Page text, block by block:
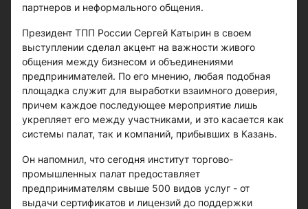
партнеров и неформального общения.
Президент ТПП России Сергей Катырин в своем
выступлении сделал акцент на важности живого
общения между бизнесом и объединениями
предпринимателей. По его мнению, любая подобная
площадка служит для выработки взаимного доверия,
причем каждое последующее мероприятие лишь
укрепляет его между участниками, и это касается как
системы палат, так и компаний, прибывших в Казань.
Он напомнил, что сегодня институт торгово-
промышленных палат предоставляет
предпринимателям свыше 500 видов услуг - от
выдачи сертификатов и лицензий до поддержки